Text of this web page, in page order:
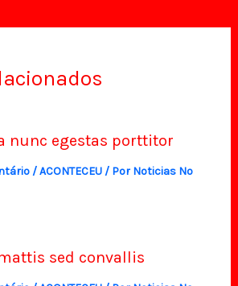
nunc egestas porttitor
/ACONTECEU/ Por Noticias No
sed convallis